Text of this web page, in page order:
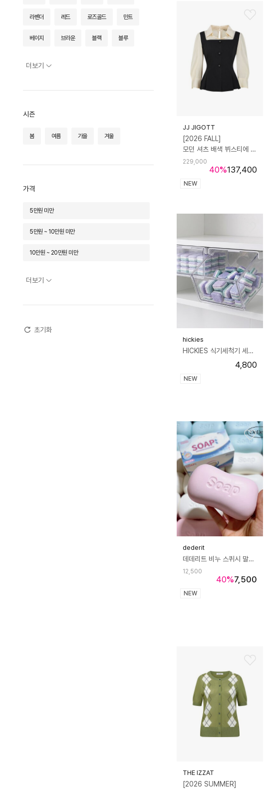
에어로코드 엘르 주얼리
엘리뷰 엘케이트 오드리
카고브로스
코쉬 타지타 프라우드마리
라벤더 레드 로즈골드 민트
베이지 브라운 블랙 블루
더보기
시즌
봄 여름 가을 겨울
가격
5만원 미만
5만원 ~ 10만원 미만
10만원 ~ 20만원 미만
더보기
초기화
JJ JIGOTT
[2026 FALL]
모던 셔츠 배색 뷔스티에 블라우스
40%
229,000
137,400
NEW
hickies
HICKIES 식기세척기 세탁기 캡슐 세제보관 싱크대 책상 슬라이딩 히든서랍
4,800
NEW
dederit
데데리트 비누 스퀴시 말랑이 쫀득볼 슬라임 슬랑이 asmr 스트레스볼 장난감 인싸 생일 친구 커플 쓸데없는 선물
40%
12,500
7,500
NEW
THE IZZAT
[2026 SUMMER]